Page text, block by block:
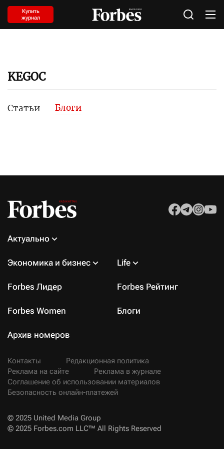
Купить
журнал
KEGOC
Статьи Блоги
Актуально
Экономика и бизнес Life
Forbes Лидер Forbes Рейтинг
Forbes Women Блоги
Архив номеров
Контакты
Редакционная политика
Реклама на сайте
Реклама в журнале
Соглашение об использовании материалов
Безопасность онлайн-платежей
© 2025 United Media Group
© 2025 Forbes.com LLC™ All Rights Reserved